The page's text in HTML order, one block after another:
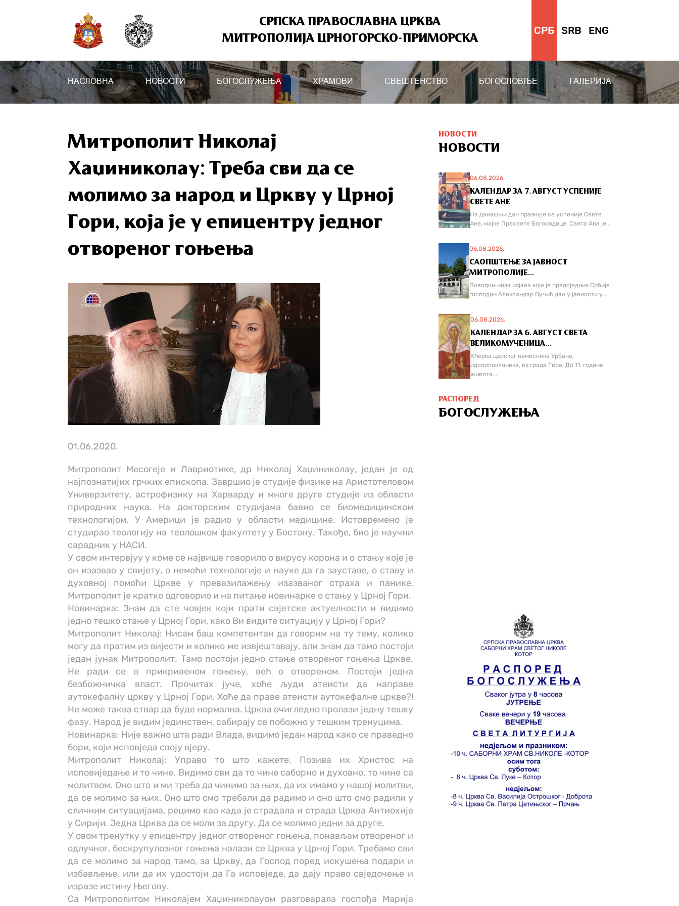
СРПСКА ПРАВОСЛАВНА ЦРКВА
МИТРОПОЛИЈА ЦРНОГОРСКО-ПРИМОРСКА
СРБ SRB ENG
НАСЛОВНА НОВОСТИ БОГОСЛУЖЕЊА ХРАМОВИ СВЕШТЕНСТВО БОГОСЛОВЉЕ ГАЛЕРИЈА
Митрополит Николај
Хаџиниколау: Треба сви да се
молимо за народ и Цркву у Црној
Гори, која је у епицентру једног
отвореног гоњења
01.06.2020.
Митрополит Месогеје и Лaвриотике, др Николај Хаџиниколау, један је од
најпознатијих грчких епископа. Завршио је студије физике на Аристотеловом
Универзитету, астрофизику на Харварду и многе друге студије из области
природних наука. На докторским студијама бавио се биомедицинском
технологијом. У Америци је радио у области медицине. Истовремено је
студирао теологију на теолошком факултету у Бостону. Такође, био је научни
сарадник у НАСИ.
У свом интервјуу у коме се највише говорило о вирусу корона и о стању које је
он изазвао у свијету, о немоћи технологије и науке да га зауставе, о ставу и
духовној помоћи Цркве у превазилажењу изазваног страха и панике,
Митрополит је кратко одговорио и на питање новинарке о стању у Црној Гори.
Новинарка: Знам да сте човјек који прати свјетске актуелности и видимо
једно тешко стање у Црној Гори, како Ви видите ситуацију у Црној Гори?
Митрополит Николај: Нисам баш компетентан да говорим на ту тему, колико
могу да пратим из вијести и колико ме извјештавају, али знам да тамо постоји
један јунак Митрополит. Тамо постоји једно стање отвореног гоњења Цркве.
Не ради се о прикривеном гоњењу, већ о отвореном. Постоји једна
безбожничка власт. Прочитах јуче, хоће људи атеисти да направе
аутокефалну цркву у Црној Гори. Хоће да праве атеисти аутокефалне цркве?!
Не може таква ствар да буде нормална. Црква очигледно пролази једну тешку
фазу. Народ је видим јединствен, сабирају се побожно у тешким тренуцима.
Новинарка: Није важно шта ради Влада, видимо један народ како се праведно
бори, који исповједа своју вјеру.
Митрополит Николај: Управо то што кажете. Позива их Христос на
исповиједање и то чине. Видимо сви да то чине саборно и духовно, то чине са
молитвом. Оно што и ми треба да чинимо за њих, да их имамо у нашој молитви,
да се молимо за њих. Оно што смо требали да радимо и оно што смо радили у
сличним ситуацијама, рецимо као када је страдала и страда Црква Антиохије
у Сирији. Једна Црква да се моли за другу. Да се молимо једни за друге.
У овом тренутку у епицентру једног отвореног гоњења, понављам отвореног и
одлучног, бескрупулозног гоњења налази се Црква у Црној Гори. Требамо сви
да се молимо за народ тамо, за Цркву, да Господ поред искушења подари и
избављење, или да их удостоји да Га исповједе, да дају право свједочење и
изразе истину Његову.
Са Митрополитом Николајем Хаџиниколауом разговарала госпођа Марија
НОВОСТИ
НОВОСТИ
06.08.2026.
КАЛЕНДАР ЗА 7. АВГУСТ УСПЕНИЈЕ
СВЕТЕ АНЕ
На данашњи дан празнује се успеније Свете
Ане, мајке Пресвете Богородице. Света Ана је...
06.08.2026.
САОПШТЕЊЕ ЗА ЈАВНОСТ
МИТРОПОЛИЈЕ...
Поводом низа изјава које је предсједник Србије
господин Александар Вучић дао у јавности у...
06.08.2026.
КАЛЕНДАР ЗА 6. АВГУСТ СВЕТА
ВЕЛИКОМУЧЕНИЦА...
Кћерка царског намесника Урбана,
идолопоклоника, из града Тира. До 11. године
живота...
РАСПОРЕД
БОГОСЛУЖЕЊА